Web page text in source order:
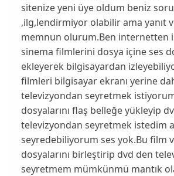
sitenize yeni üye oldum beniz
,ilg,lendirmiyor olabilir ama yanıt
memnun olurum.Ben internetten
sinema filmlerini dosya içine ses
ekleyerek bilgisayardan
filmleri bilgisayar ekranı yerine
televizyondan seyretmek
dosyalarını flaş belleğe yükleyip
televizyondan seyretmek istedim
seyredebiliyorum ses yok.Bu film
dosyalarını birleştirip dvd den
seyretmem mümkünmü mantık